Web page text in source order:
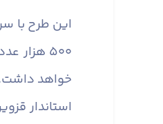
خواهد
استاندار